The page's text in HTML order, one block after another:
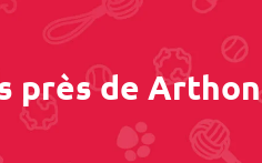
près de Arthon